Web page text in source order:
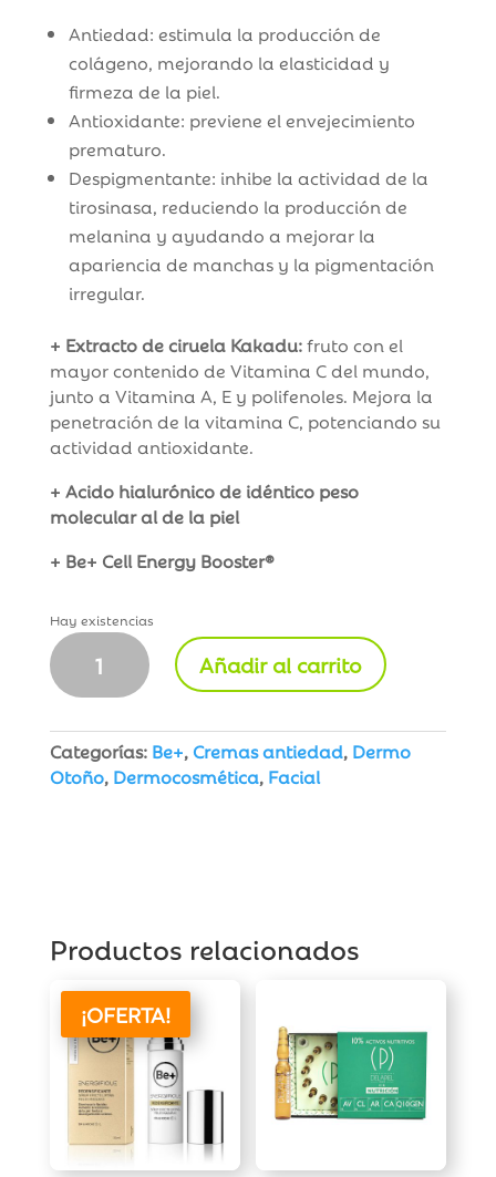
Antiedad: estimula la producción de
colágeno, mejorando la elasticidad y
firmeza de la piel.
Antioxidante: previene el envejecimiento
prematuro.
Despigmentante: inhibe la actividad de la
tirosinasa, reduciendo la producción de
melanina y ayudando a mejorar la
apariencia de manchas y la pigmentación
irregular.
+ Extracto de ciruela Kakadu:fruto con el
mayor contenido de Vitamina C del mundo,
junto a Vitamina A, E y polifenoles. Mejora la
penetración de la vitamina C, potenciando su
actividad antioxidante.
+ Acido hialurónico de idéntico peso
molecular al de la piel
+ Be+ Cell Energy Booster®
Hay existencias
Be+
Energifique
Crema
C+
cantidad
Añadir al carrito
Categorías: Be+,Cremas antiedad, Dermo
Otoño, Dermocosmética, Facial
Productos relacionados
¡OFERTA!